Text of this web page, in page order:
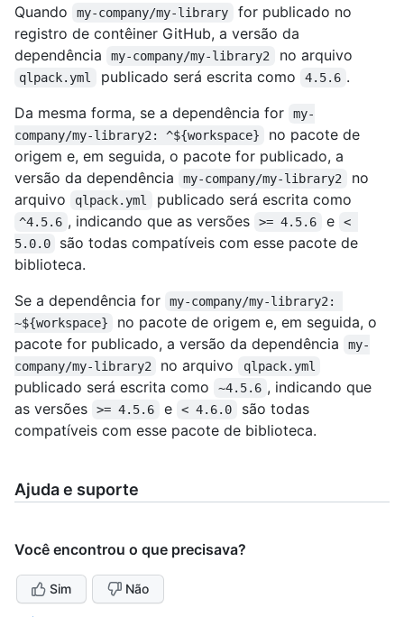
Quando my-company/my-library
for publicado no
registro de contêiner GitHub, a versão da
dependência
my-company/my-library2 no arquivo
qlpack.yml publicado será escrita como 4.5.6 .
Da mesma forma, se a dependência for
my-
company/my-library2: ^${workspace}
no pacote de
origem e, em seguida, o pacote for publicado, a
versão da dependência
my-company/my-library2
no
arquivo
qlpack.yml publicado será escrita como
^4.5.6 , indicando que as versões >= 4.5.6 e
<
5.0.0
são todas compatíveis com esse pacote de
biblioteca.
Se a dependência for
my-company/my-library2:
~${workspace}
no pacote de origem e, em seguida, o
pacote for publicado, a versão da dependência
my-
company/my-library2
no arquivo qlpack.yml
publicado será escrita como ~4.5.6 , indicando que
as versões
>= 4.5.6 e < 4.6.0
são todas
compatíveis com esse pacote de biblioteca.
Ajuda e suporte
Você encontrou o que precisava?
Sim Não